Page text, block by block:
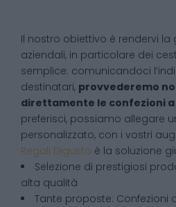
Il nostro obiettivo è rendervi la
aziendali, in particolare dei
semplice: comunicandoci
destinatari, provvederemo
direttamente le confezioni
preferisci, possiamo allegare
personalizzato, con i vostri
Regali Digusto è la soluzione
Selezione di prestigiosi
alta qualità
Tante proposte: Confezioni